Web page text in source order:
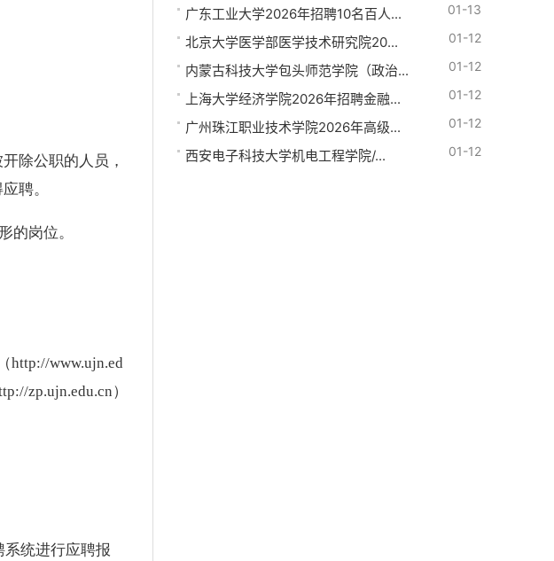
除公职的人员，
聘。
的岗位。
http://www.ujn.ed
zp.ujn.edu.cn）
系统进行应聘报
01-13
广东工业大学2026年招聘10名百人...
01-12
北京大学医学部医学技术研究院20...
01-12
内蒙古科技大学包头师范学院（政治...
01-12
上海大学经济学院2026年招聘金融...
01-12
广州珠江职业技术学院2026年高级...
01-12
西安电子科技大学机电工程学院/...